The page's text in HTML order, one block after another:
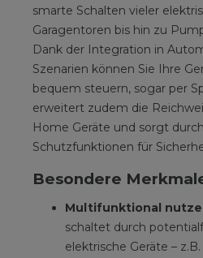
smarte Schalten vieler
Garagentoren bis hin zu
Dank der Integration in
Szenarien können Sie Ihre
bequem steuern, sogar per
erweitert zudem die
Home Geräte und sorgt
Schutzfunktionen für
Besondere
Multifunktional
schaltet durch
elektrische Geräte –